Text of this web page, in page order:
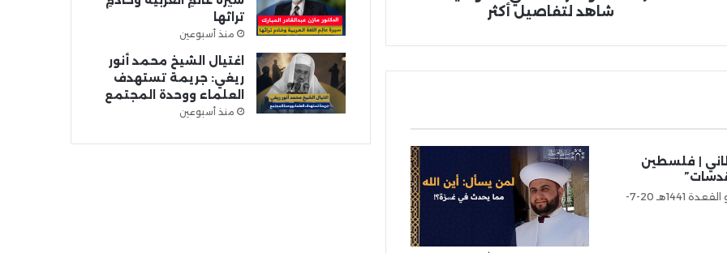
شاهد لتفاصيل أكثر
| فلسطين
الأثنين 29 ذو القعدة 1441هـ 20-7-
تراثها
منذ أسبوعين
اغتيال الشيخ محمد أنور
ريغي: جريمة تستهدف
العلماء ووحدة المجتمع
منذ أسبوعين